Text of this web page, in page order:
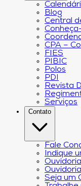
Blog
Central
CPA –
FIES
PIBIC
Polos
PDI
Revista
Serviços
Contato
Fale
Indique
Seja um